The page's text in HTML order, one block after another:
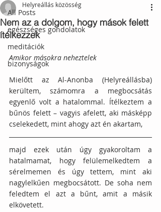
All Posts
egészséges gondolatok
meditációk
bizonyságok
Nem az a dolgom, hogy mások felett
ítélkezzek
Helyreállás közösség
Amikor másokra neheztelek
Mielőtt az Al-Anonba (Helyreállásba)
kerültem, számomra a megbocsátás
egyenlő volt a hatalommal. Ítélkeztem a
bűnös felett – vagyis afelett, aki másképp
cselekedett, mint ahogy azt én akartam,
majd ezek után úgy gyakoroltam a
hatalmamat, hogy felülemelkedtem a
sérelmemen és úgy tettem, mint aki
nagylelkűen megbocsátott. De soha nem
feledtem el azt a bűnt, amit a másik
elkövetett.